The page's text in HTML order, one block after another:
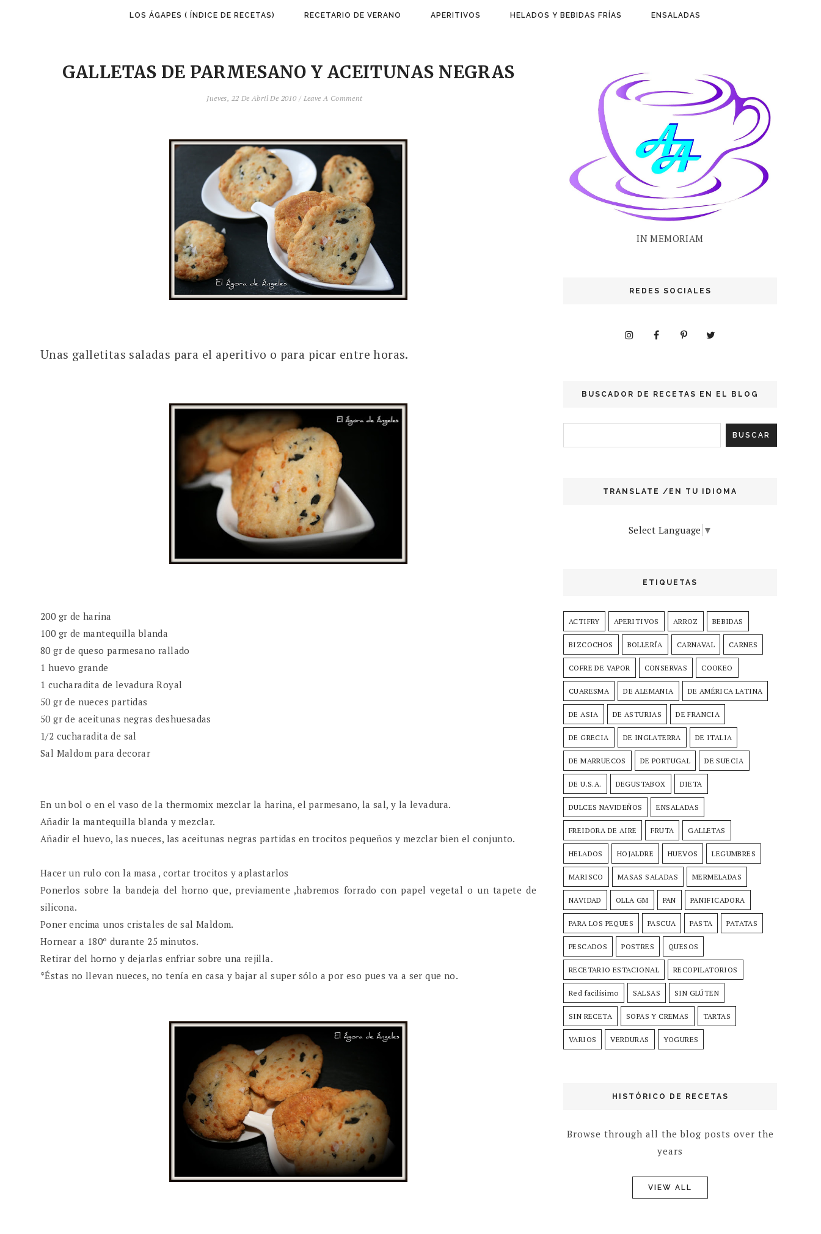
LOS ÁGAPES ( ÍNDICE DE RECETAS) RECETARIO DE VERANO APERITIVOS HELADOS Y BEBIDAS FRÍAS ENSALADAS
GALLETAS DE PARMESANO Y ACEITUNAS NEGRAS
Jueves, 22 De Abril De 2010 / Leave A Comment
Unas galletitas saladas para el aperitivo o para picar entre horas.
200 gr de harina
100 gr de mantequilla blanda
80 gr de queso parmesano rallado
1 huevo grande
1 cucharadita de levadura Royal
50 gr de nueces partidas
50 gr de aceitunas negras deshuesadas
1/2 cucharadita de sal
Sal Maldom para decorar
En un bol o en el vaso de la thermomix mezclar la harina, el parmesano, la sal, y la levadura.
Añadir la mantequilla blanda y mezclar.
Añadir el huevo, las nueces, las aceitunas negras partidas en trocitos pequeños y mezclar bien el conjunto.
Hacer un rulo con la masa , cortar trocitos y aplastarlos
Ponerlos sobre la bandeja del horno que, previamente ,habremos forrado con papel vegetal o un tapete de
silicona.
Poner encima unos cristales de sal Maldom.
Hornear a 180º durante 25 minutos.
Retirar del horno y dejarlas enfriar sobre una rejilla.
*Éstas no llevan nueces, no tenía en casa y bajar al super sólo a por eso pues va a ser que no.
IN MEMORIAM
REDES SOCIALES
BUSCADOR DE RECETAS EN EL BLOG
TRANSLATE /EN TU IDIOMA
Select Language ▼
ETIQUETAS
ACTIFRY APERITIVOS ARROZ BEBIDAS
BIZCOCHOS BOLLERÍA CARNAVAL CARNES
COFRE DE VAPOR CONSERVAS COOKEO
CUARESMA DE ALEMANIA DE AMÉRICA LATINA
DE ASIA DE ASTURIAS DE FRANCIA
DE GRECIA DE INGLATERRA DE ITALIA
DE MARRUECOS DE PORTUGAL DE SUECIA
DE U.S.A. DEGUSTABOX DIETA
DULCES NAVIDEÑOS ENSALADAS
FREIDORA DE AIRE FRUTA GALLETAS
HELADOS HOJALDRE HUEVOS LEGUMBRES
MARISCO MASAS SALADAS MERMELADAS
NAVIDAD OLLA GM PAN PANIFICADORA
PARA LOS PEQUES PASCUA PASTA PATATAS
PESCADOS POSTRES QUESOS
RECETARIO ESTACIONAL RECOPILATORIOS
Red facilísimo SALSAS SIN GLÚTEN
SIN RECETA SOPAS Y CREMAS TARTAS
VARIOS VERDURAS YOGURES
HISTÓRICO DE RECETAS
Browse through all the blog posts over the
years
VIEW ALL